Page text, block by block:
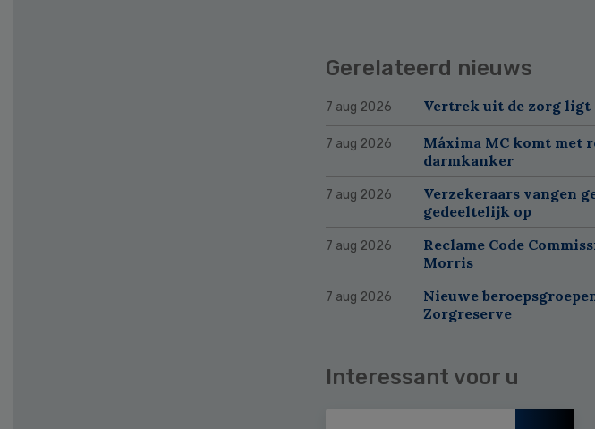
Gerelateerd nieuws
7 aug 2026 Vertrek uit de zorg ligt
7 aug 2026
Máxima MC komt met
darmkanker
7 aug 2026
Verzekeraars vangen
gedeeltelijk op
7 aug 2026
Reclame Code
Morris
7 aug 2026
Nieuwe
Zorgreserve
Interessant voor u